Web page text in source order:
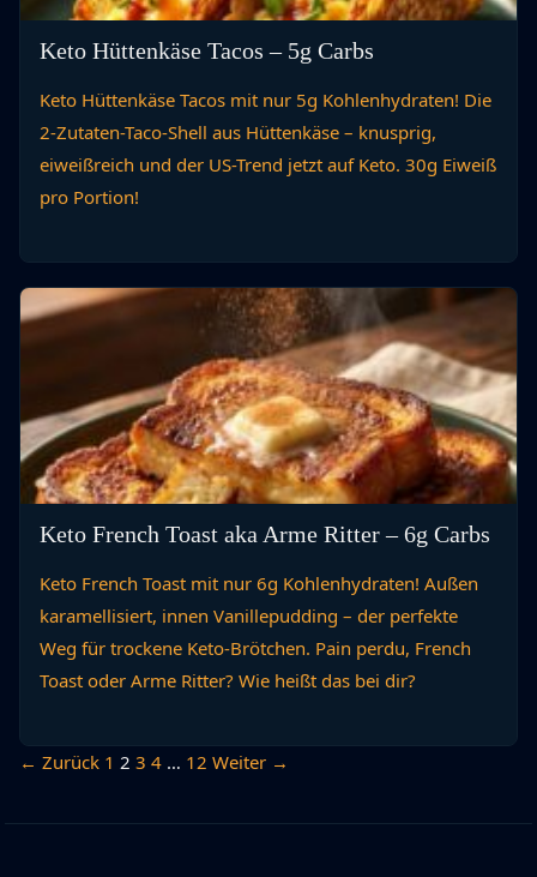
Keto Hüttenkäse Tacos – 5g Carbs
Keto Hüttenkäse Tacos mit nur 5g Kohlenhydraten! Die
2-Zutaten-Taco-Shell aus Hüttenkäse – knusprig,
eiweißreich und der US-Trend jetzt auf Keto. 30g Eiweiß
pro Portion!
Keto French Toast aka Arme Ritter – 6g Carbs
Keto French Toast mit nur 6g Kohlenhydraten! Außen
karamellisiert, innen Vanillepudding – der perfekte
Weg für trockene Keto-Brötchen. Pain perdu, French
Toast oder Arme Ritter? Wie heißt das bei dir?
← Zurück 1 2 3 4 … 12 Weiter →